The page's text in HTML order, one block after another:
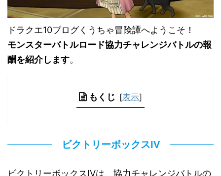
ドラクエ10ブログくうちゃ冒険譚へようこそ！
モンスターバトルロード協力チャレンジバトルの報
酬を紹介します。
もくじ [表示]
ビクトリーボックスIV
ビクトリーボックスIVは、協力チャレンジバトルの